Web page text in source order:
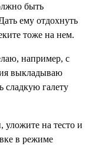
быть
ему отдохнуть
тоже на нем.
например, с
выкладываю
галету
на тесто и
в режиме